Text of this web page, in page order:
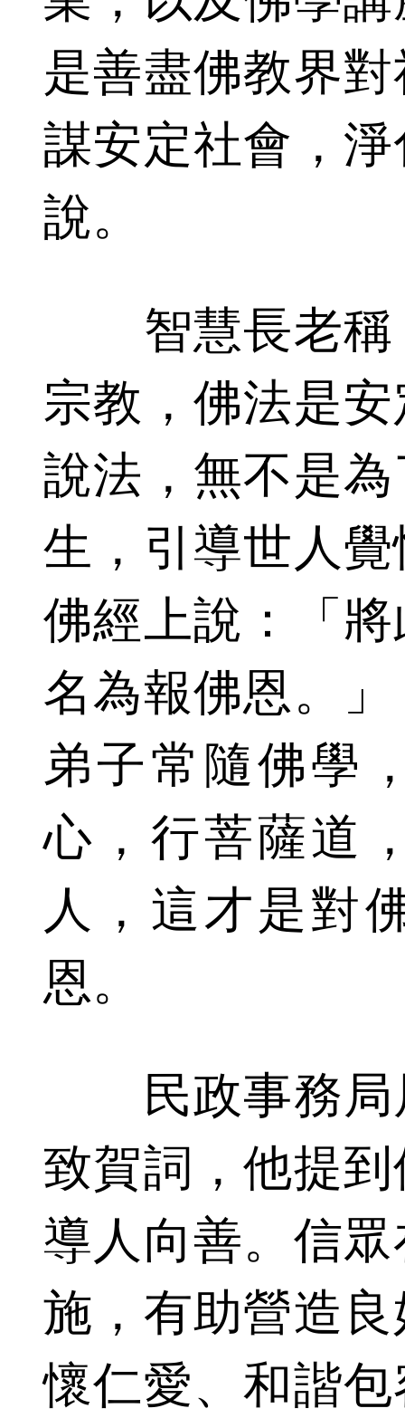
是善盡佛教界
謀安定社會，
說。
智慧長老稱
宗教，佛法是
說法，無不是
生，引導世人
佛經上說：「
名為報佛恩。
弟子常隨佛學
心，行菩薩道
人，這才是對
恩。
民政事務局
致賀詞，他提
導人向善。信
施，有助營造
懷仁愛、和諧